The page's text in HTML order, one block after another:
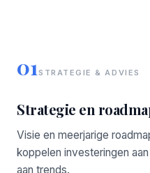
01STRATEGIE & ADVIES
Strategie en
Visie en meerjarige
koppelen investeringen
aan trends.